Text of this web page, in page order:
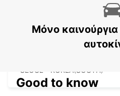
SEOUL - KOREA(SOUTH)
Μόνο καινούργια
Good to know